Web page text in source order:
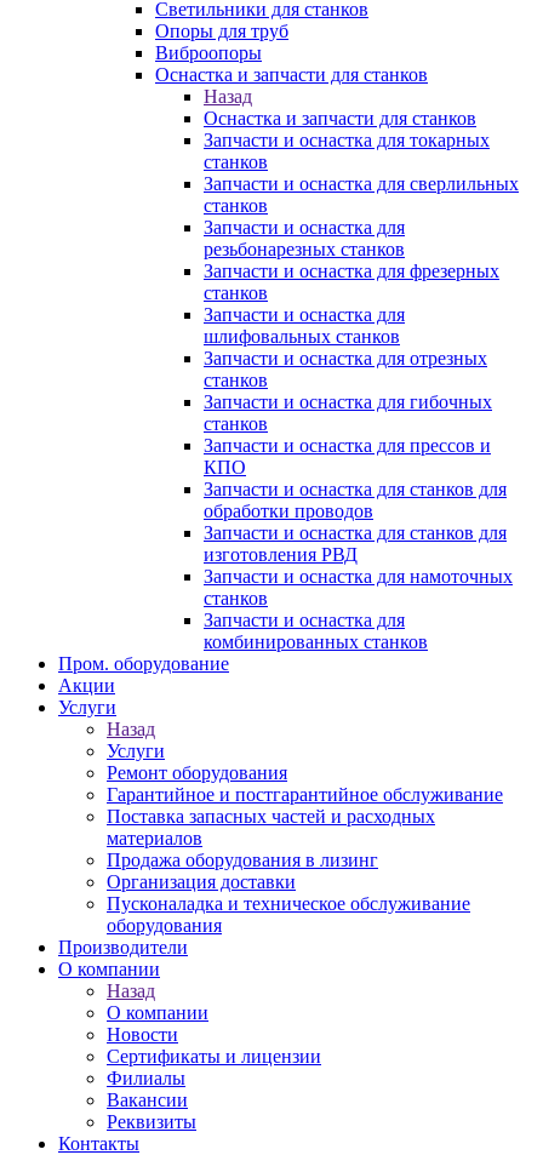
Светильники для станков
Опоры для труб
Виброопоры
Оснастка и запчасти для станков
Назад
Оснастка и запчасти для станков
Запчасти и оснастка для токарных
станков
Запчасти и оснастка для сверлильных
станков
Запчасти и оснастка для
резьбонарезных станков
Запчасти и оснастка для фрезерных
станков
Запчасти и оснастка для
шлифовальных станков
Запчасти и оснастка для отрезных
станков
Запчасти и оснастка для гибочных
станков
Запчасти и оснастка для прессов и
КПО
Запчасти и оснастка для станков для
обработки проводов
Запчасти и оснастка для станков для
изготовления РВД
Запчасти и оснастка для намоточных
станков
Запчасти и оснастка для
комбинированных станков
Пром. оборудование
Акции
Услуги
Назад
Услуги
Ремонт оборудования
Гарантийное и постгарантийное обслуживание
Поставка запасных частей и расходных
материалов
Продажа оборудования в лизинг
Организация доставки
Пусконаладка и техническое обслуживание
оборудования
Производители
О компании
Назад
О компании
Новости
Сертификаты и лицензии
Филиалы
Вакансии
Реквизиты
Контакты